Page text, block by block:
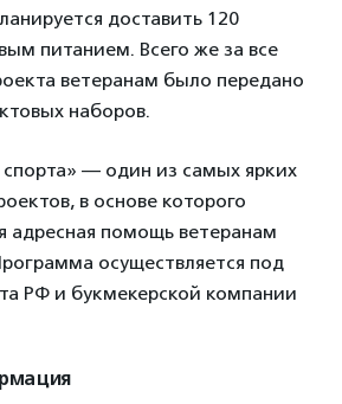
доставить 120
питанием. Всего же за все
ветеранам было передано
наборов.
спорта» — один из самых ярких
в основе которого
адресная помощь ветеранам
осуществляется под
РФ и букмекерской компании